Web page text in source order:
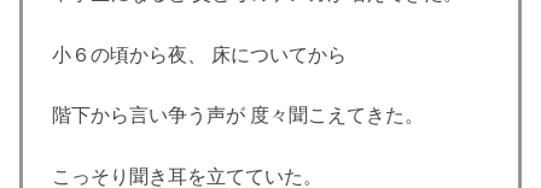
小６の頃から夜、 床についてから
階下から言い争う声が 度々聞こえてきた。
こっそり聞き耳を立てていた。